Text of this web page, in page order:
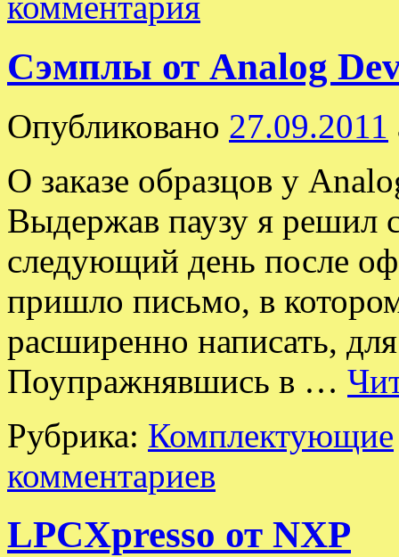
Сэмплы от Analog
Опубликовано 27.09.2011
О заказе образцов у
Выдержав паузу я решил
следующий день после
пришло письмо, в
расширенно написать,
Поупражнявшись в …
Рубрика: Комплектующие
комментариев
LPCXpresso от NXP